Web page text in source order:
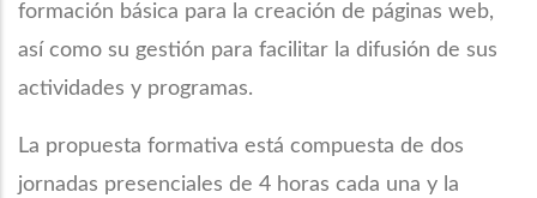
formación básica para la creación de páginas web,
así como su gestión para facilitar la difusión de sus
actividades y programas.
La propuesta formativa está compuesta de dos
jornadas presenciales de 4 horas cada una y la